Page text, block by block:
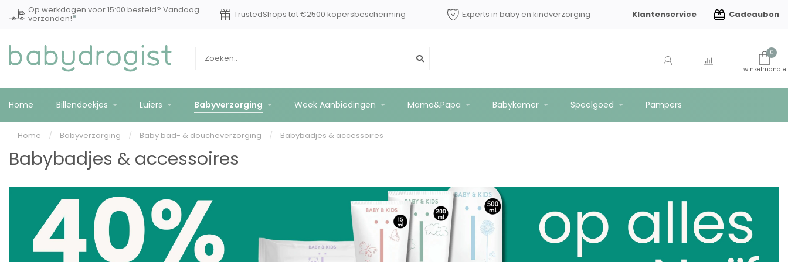
Op werkdagen voor 15:00 besteld? Vandaag
verzonden!* TrustedShops tot €2500 kopersbescherming Experts in baby en kindverzorging Gratis verzending vanaf €75
Klantenservice Cadeaubon
0
Home Billendoekjes Luiers Babyverzorging Week Aanbiedingen Mama&Papa Babykamer Speelgoed Pampers
Home / Babyverzorging / Baby bad- & doucheverzorging / Babybadjes & accessoires
Babybadjes & accessoires